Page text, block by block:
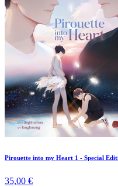
Pirouette into my Heart 1 - Special
35,00 €